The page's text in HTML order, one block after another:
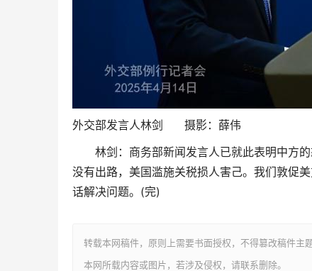
外交部发言人林剑 摄影：薛伟
林剑：商务部新闻发言人已就此表明中方的
没有出路，美国滥施关税损人害己。我们敦促
话解决问题。(完)
转载本网稿件，原则上需要书面授权，不得篡改稿件主
本网所载内容或图片，若涉及侵权，请联系删除。